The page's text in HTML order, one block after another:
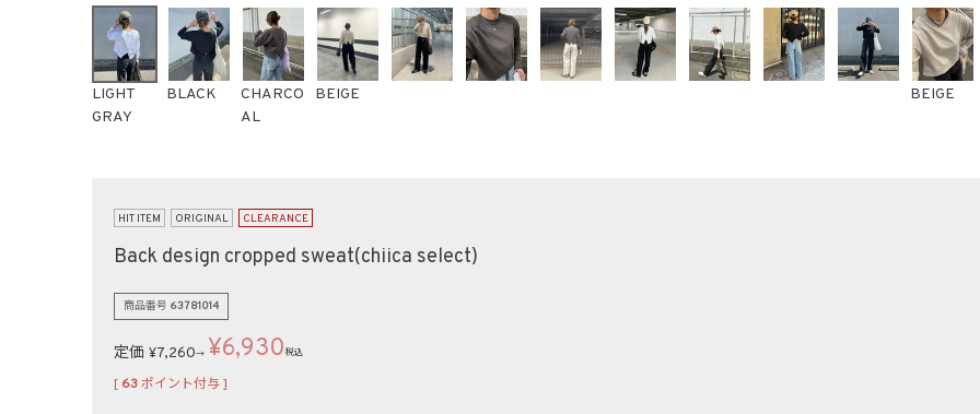
LIGHT
GRAY
BLACK
CHARCO
AL
BEIGE BEIGE
HIT ITEM ORIGINAL CLEARANCE
Back design cropped sweat(chiica select)
商品番号 63781014
定価 ¥7,260→ ¥6,930 税込
[ 63ポイント付与 ]